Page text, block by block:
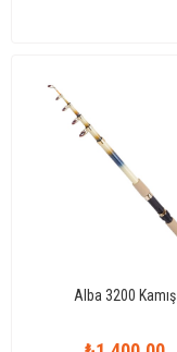
Alba 3200 Kamış